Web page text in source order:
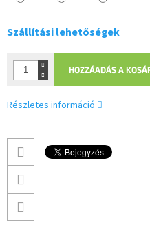
Szállítási lehetőségek
HOZZÁADÁS A
Részletes információ